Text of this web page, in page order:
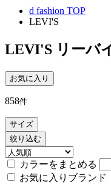
d fashion TOP
LEVI'S
LEVI'S リーバ
お気に入り
858件
サイズ
絞り込む
カラーをまとめる
お気に入りブランド